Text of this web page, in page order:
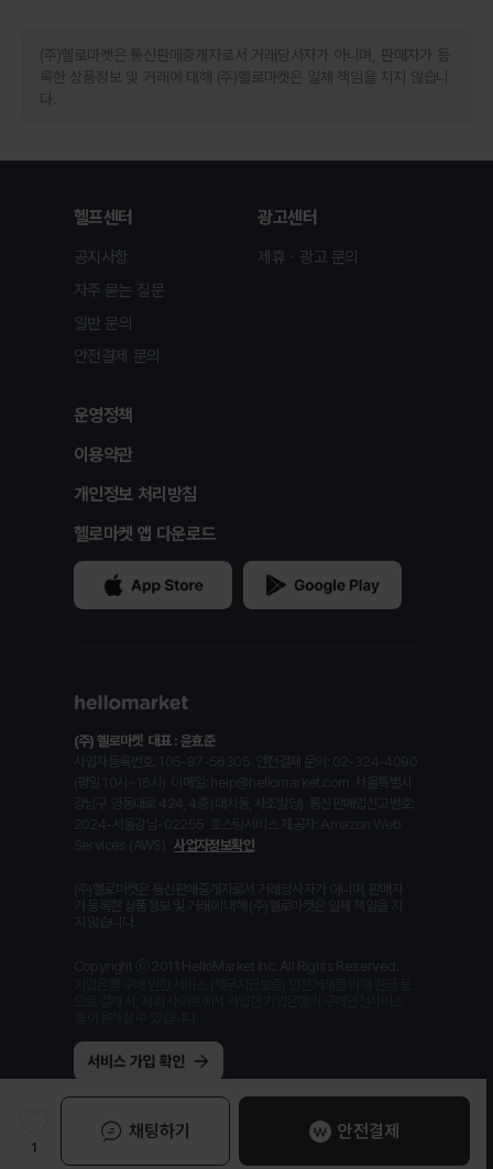
1
채팅하기 안전결제
(주)헬로마켓은 통신판매중개자로서 거래당사자가 아니며, 판매자가 등
록한 상품정보 및 거래에 대해 (주)헬로마켓은 일체 책임을 지지 않습니
다.
헬프센터
공지사항
자주 묻는 질문
일반 문의
안전결제 문의
광고센터
제휴ㆍ광고 문의
운영정책
이용약관
개인정보 처리방침
헬로마켓 앱 다운로드
(주) 헬로마켓 대표 : 윤효준
사업자정보확인